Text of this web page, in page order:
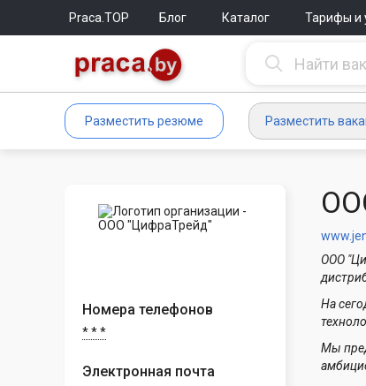
Praca.TOP Блог Каталог Тарифы и
Разместить резюме Разместить
Номера телефонов
* * *
Электронная почта
ООО
На
Мы